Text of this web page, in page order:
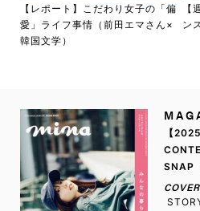
【レポート】こだわり女子の「偏
愛」ライフ事情（前田エマさん×
韓国文学）
【
ン
【
SNAP